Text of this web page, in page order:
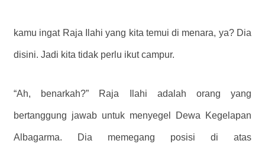
kamu ingat Raja Ilahi yang kita temui di menara, ya? Dia
disini. Jadi kita tidak perlu ikut campur.
“Ah, benarkah?” Raja Ilahi adalah orang yang
bertanggung jawab untuk menyegel Dewa Kegelapan
Albagarma. Dia memegang posisi di atas